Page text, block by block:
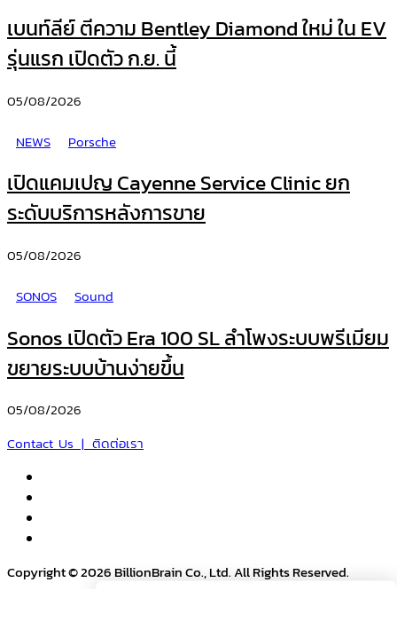
เบนท์ลีย์ ตีความ Bentley Diamond ใหม่ ใน EV
รุ่นแรก เปิดตัว ก.ย. นี้
05/08/2026
NEWS
Porsche
เปิดแคมเปญ Cayenne Service Clinic ยก
ระดับบริการหลังการขาย
05/08/2026
SONOS
Sound
Sonos เปิดตัว Era 100 SL ลำโพงระบบพรีเมียม
ขยายระบบบ้านง่ายขึ้น
05/08/2026
Contact Us | ติดต่อเรา
Copyright © 2026 BillionBrain Co., Ltd. All Rights Reserved.